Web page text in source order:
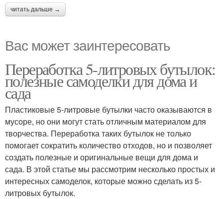
читать дальше →
Вас может заинтересовать
Переработка 5-литровых бутылок:
полезные самоделки для дома и
сада
Пластиковые 5-литровые бутылки часто оказываются в
мусоре, но они могут стать отличным материалом для
творчества. Переработка таких бутылок не только
помогает сократить количество отходов, но и позволяет
создать полезные и оригинальные вещи для дома и
сада. В этой статье мы рассмотрим несколько простых и
интересных самоделок, которые можно сделать из 5-
литровых бутылок.